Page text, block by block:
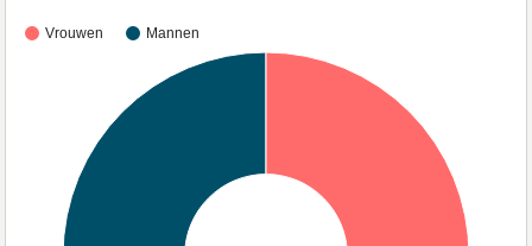
Vrouwen Mannen